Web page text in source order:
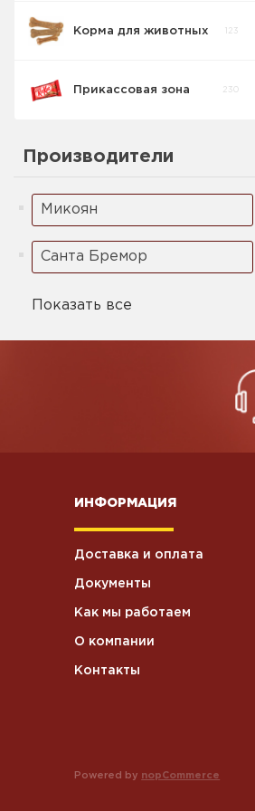
Корма для животных 123
Прикассовая зона 230
Производители
Микоян
Санта Бремор
Показать все
ИНФОРМАЦИЯ
Доставка и оплата
Документы
Как мы работаем
О компании
Контакты
Powered by nopCommerce